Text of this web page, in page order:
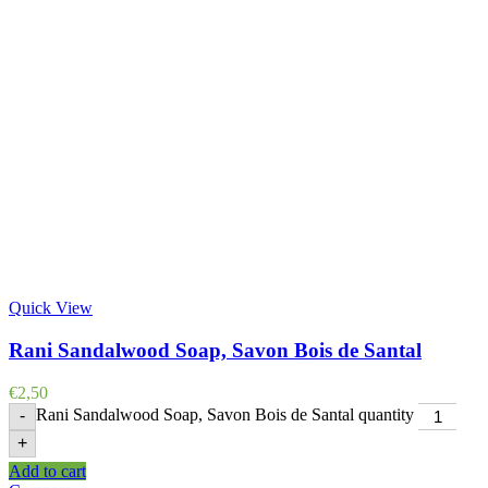
Quick View
Rani Sandalwood Soap, Savon Bois de Santal
€2,50
- Rani Sandalwood Soap, Savon Bois de Santal quantity
+
Add to cart